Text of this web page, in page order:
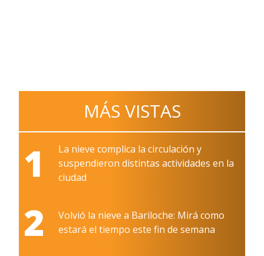
MÁS VISTAS
1
La nieve complica la circulación y
suspendieron distintas actividades en la
ciudad
2
Volvió la nieve a Bariloche: Mirá como
estará el tiempo este fin de semana